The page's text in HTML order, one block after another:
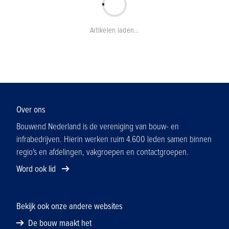
Artikelen laden...
Over ons
Bouwend Nederland is de vereniging van bouw- en
infrabedrijven. Hierin werken ruim 4.600 leden samen binnen
regio's en afdelingen, vakgroepen en contactgroepen.
Word ook lid
Bekijk ook onze andere websites
De bouw maakt het